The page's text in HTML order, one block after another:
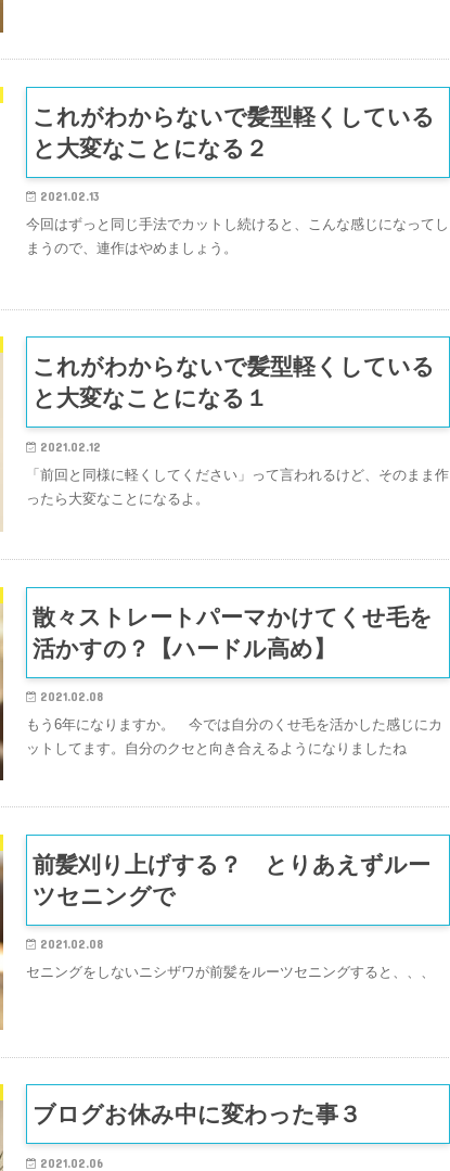
これがわからないで髪型軽くしている
と大変なことになる２
2021.02.13
今回はずっと同じ手法でカットし続けると、こんな感じになってし
まうので、連作はやめましょう。
これがわからないで髪型軽くしている
と大変なことになる１
2021.02.12
「前回と同様に軽くしてください」って言われるけど、そのまま作
ったら大変なことになるよ。
散々ストレートパーマかけてくせ毛を
活かすの？【ハードル高め】
2021.02.08
もう6年になりますか。 今では自分のくせ毛を活かした感じにカ
ットしてます。自分のクセと向き合えるようになりましたね
前髪刈り上げする？ とりあえずルー
ツセニングで
2021.02.08
セニングをしないニシザワが前髪をルーツセニングすると、、、
ブログお休み中に変わった事３
2021.02.06